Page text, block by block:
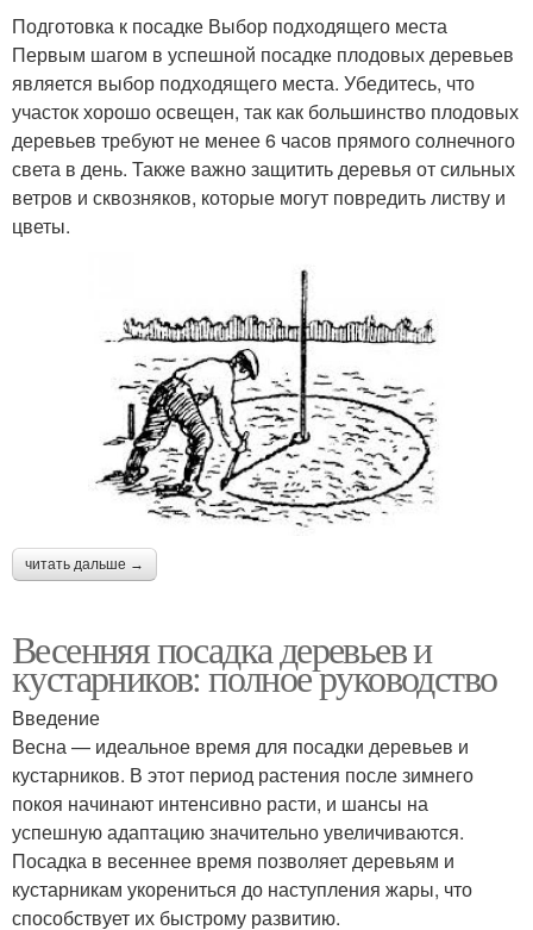
Подготовка к посадке Выбор подходящего места
Первым шагом в успешной посадке плодовых деревьев
является выбор подходящего места. Убедитесь, что
участок хорошо освещен, так как большинство плодовых
деревьев требуют не менее 6 часов прямого солнечного
света в день. Также важно защитить деревья от сильных
ветров и сквозняков, которые могут повредить листву и
цветы.
читать дальше →
Весенняя посадка деревьев и
кустарников: полное руководство
Введение
Весна — идеальное время для посадки деревьев и
кустарников. В этот период растения после зимнего
покоя начинают интенсивно расти, и шансы на
успешную адаптацию значительно увеличиваются.
Посадка в весеннее время позволяет деревьям и
кустарникам укорениться до наступления жары, что
способствует их быстрому развитию.